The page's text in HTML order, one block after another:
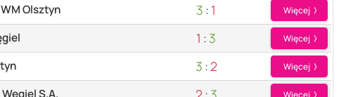
Olsztyn 3 : 1 Więcej
1 : 3 Więcej
3 : 2 Więcej
Więcej